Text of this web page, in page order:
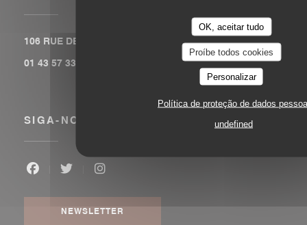
OK, aceitar tudo
Proíbe todos cookies
Personalizar
Política de proteção de dados
undefined
106 RUE DE LA FOLIE MERICOURT 75011 PARIS((abre
01 43 57 33 78
SIGA-NOS
NEWSLETTER